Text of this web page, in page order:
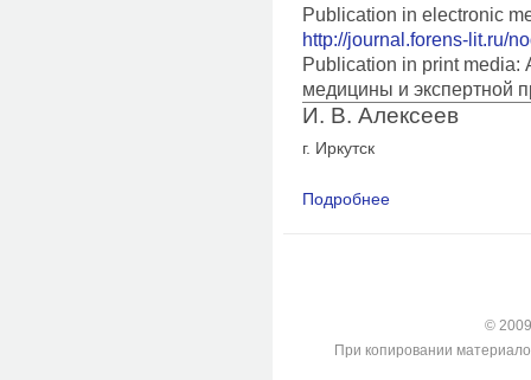
Publication in electronic
http://journal.forens-lit.ru/
Publication in print media:
медицины и экспертной
И. В. Алексеев
г. Иркутск
Подробнее
©
При копировании